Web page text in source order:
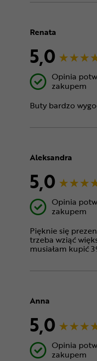
Renata
5,0
Opinia
zakupem
Buty bardzo
Aleksandra
5,0
Opinia
zakupem
Pięknie się
trzeba wziąć
musiałam kupić
Anna
5,0
Opinia
zakupem